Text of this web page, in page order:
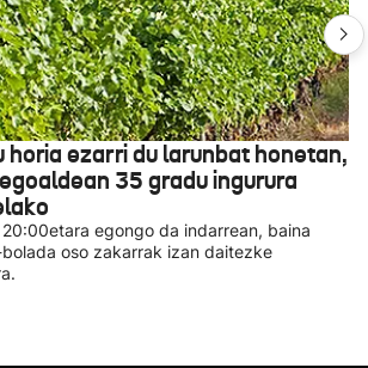
horia ezarri du larunbat honetan,
35 gradu ingurura
egongo da indarrean, baina
oso zakarrak izan daitezke